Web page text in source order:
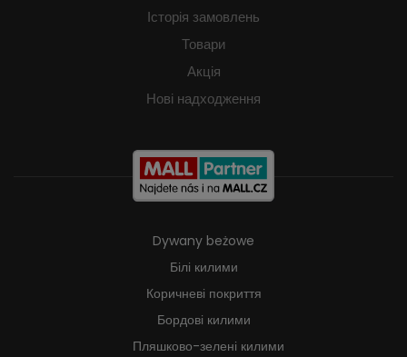
Історія замовлень
Товари
Акція
Нові надходження
Dywany beżowe
Білі килими
Коричневі покриття
Бордові килими
Пляшково-зелені килими